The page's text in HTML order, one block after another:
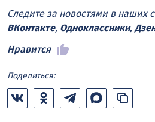
Следите за новостями в наших
ВКонтакте, Одноклассники,
Нравится
Поделиться: